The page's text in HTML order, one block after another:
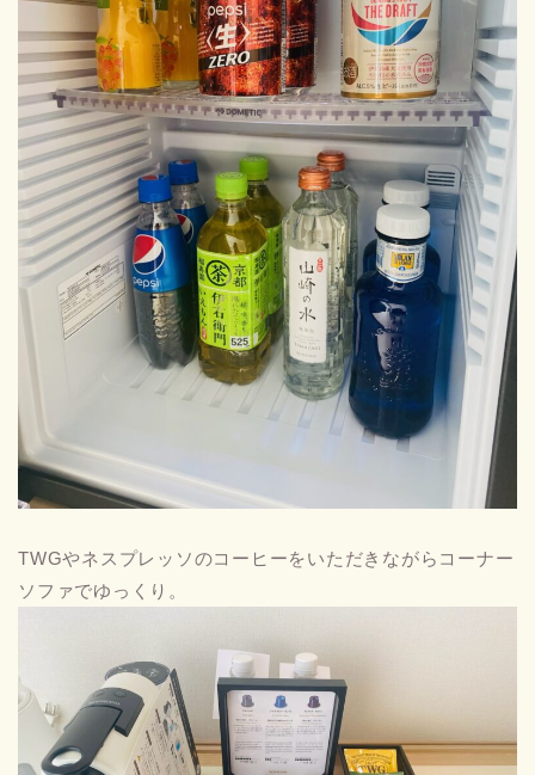
TWGやネスプレッソのコーヒーをいただきながらコーナー
ソファでゆっくり。